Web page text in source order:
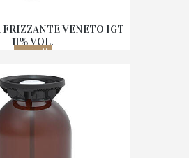
FRIZZANTE VENETO IGT
11% VOL.
Leggi tutto